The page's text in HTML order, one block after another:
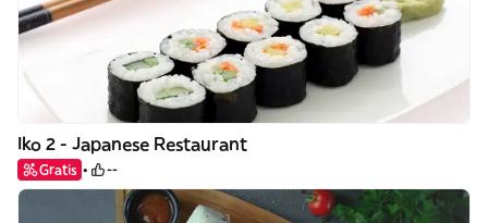
Iko 2 - Japanese Restaurant
Gratis --